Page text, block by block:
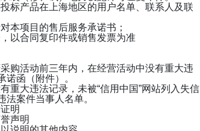
标产品在上海地区的用户名单、联系人及联
本项目的售后服务承诺书；
以合同复印件或销售发票为准
购活动前三年内，在经营活动中没有重大违
诺函（附件）。
重大违法记录，未被“信用中国”网站列入失信
法案件当事人名单。
明
声明